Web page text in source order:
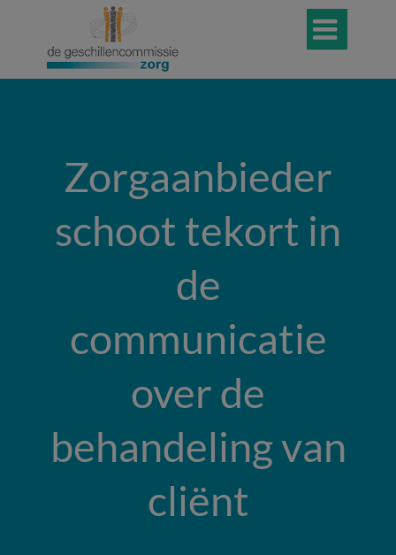

Zorgaanbieder
schoot tekort in
de
communicatie
over de
behandeling van
cliënt